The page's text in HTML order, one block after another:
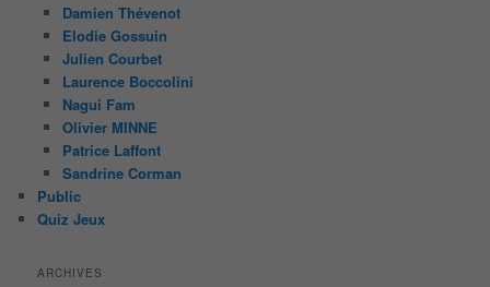
Damien Thévenot
Elodie Gossuin
Julien Courbet
Laurence Boccolini
Nagui Fam
Olivier MINNE
Patrice Laffont
Sandrine Corman
Public
Quiz Jeux
ARCHIVES